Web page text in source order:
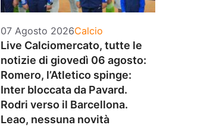
07 Agosto 2026Categorie
Calcio
Live Calciomercato, tutte le
notizie di giovedì 06 agosto:
Romero, l’Atletico spinge:
Inter bloccata da Pavard.
Rodri verso il Barcellona.
Leao, nessuna novità